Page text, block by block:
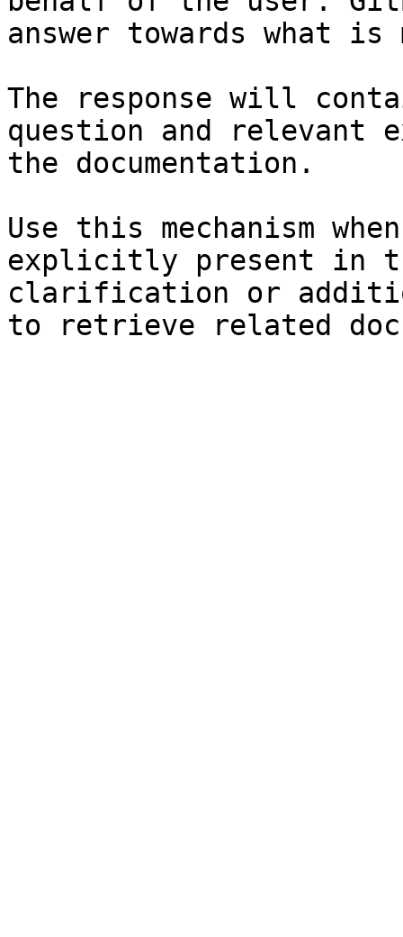
answer towards what
The response will
question and relevant
the documentation.
Use this mechanism
explicitly present in
clarification or